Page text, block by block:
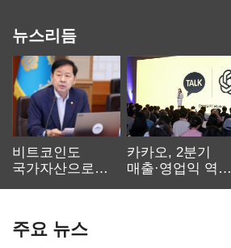
뉴스리듬
비트코인도
국가자산으로…'
카카오, 2분기
매출·영업익 역대
주요 뉴스